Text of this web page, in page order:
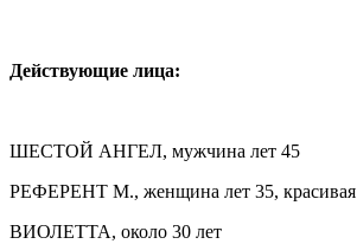
Действующие лица:
ШЕСТОЙ АНГЕЛ, мужчина лет 45
РЕФЕРЕНТ М., женщина лет 35, красивая
ВИОЛЕТТА, около 30 лет